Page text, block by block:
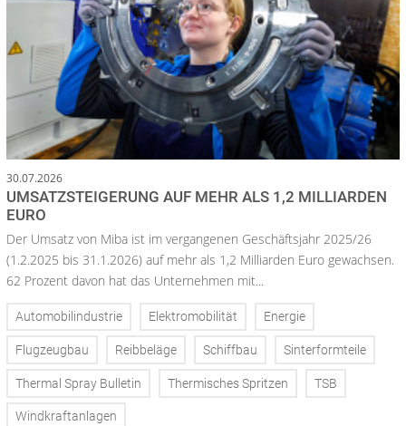
30.07.2026
UMSATZSTEIGERUNG AUF MEHR ALS 1,2 MILLIARDEN
EURO
Der Umsatz von Miba ist im vergangenen Geschäftsjahr 2025/26
(1.2.2025 bis 31.1.2026) auf mehr als 1,2 Milliarden Euro gewachsen.
62 Prozent davon hat das Unternehmen mit...
Automobilindustrie Elektromobilität Energie
Flugzeugbau Reibbeläge Schiffbau Sinterformteile
Thermal Spray Bulletin Thermisches Spritzen TSB
Windkraftanlagen